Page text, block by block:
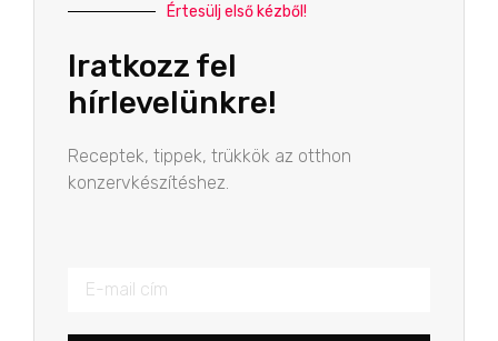
Értesülj első kézből!
Iratkozz fel
hírlevelünkre!
Receptek, tippek, trükkök az otthon
konzervkészítéshez.